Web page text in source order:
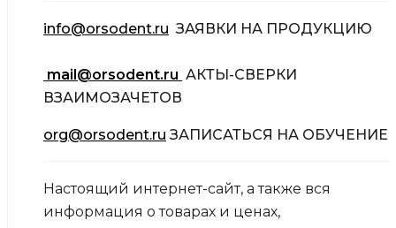
info@orsodent.ru ЗАЯВКИ НА ПРОДУКЦИЮ
mail@orsodent.ru АКТЫ-СВЕРКИ
ВЗАИМОЗАЧЕТОВ
org@orsodent.ru ЗАПИСАТЬСЯ НА ОБУЧЕНИЕ
Настоящий интернет-сайт, а также вся
информация о товарах и ценах,